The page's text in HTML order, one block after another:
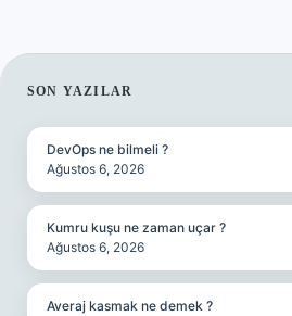
SIDEBAR
SON YAZILAR
DevOps ne bilmeli ?
Ağustos 6, 2026
Kumru kuşu ne zaman uçar ?
Ağustos 6, 2026
Averaj kasmak ne demek ?